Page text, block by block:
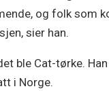
og folk som
sier han.
ble Cat-tørke.
i Norge.